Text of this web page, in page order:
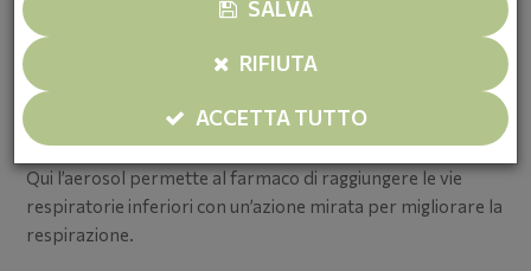
Le patologie che colpiscono queste aree, come le tossi
produttive con catarro ma anche asma e BPCO, richiedono
una somministrazione più profonda del farmaco.
Qui l’aerosol permette al farmaco di raggiungere le vie
respiratorie inferiori con un’azione mirata per migliorare la
respirazione.
SALVA
RIFIUTA
ACCETTA TUTTO